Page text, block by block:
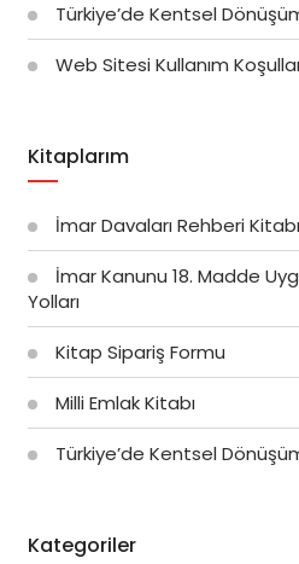
Türkiye’de Kentsel
Web Sitesi Kullanım
Kitaplarım
İmar Davaları Rehberi Kitabı
İmar Kanunu 18. Madde
Yolları
Kitap Sipariş Formu
Milli Emlak Kitabı
Türkiye’de Kentsel
Kategoriler